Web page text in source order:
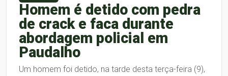
Homem é detido com pedra
de crack e faca durante
abordagem policial em
Paudalho
Um homem foi detido, na tarde desta terça-feira (9),